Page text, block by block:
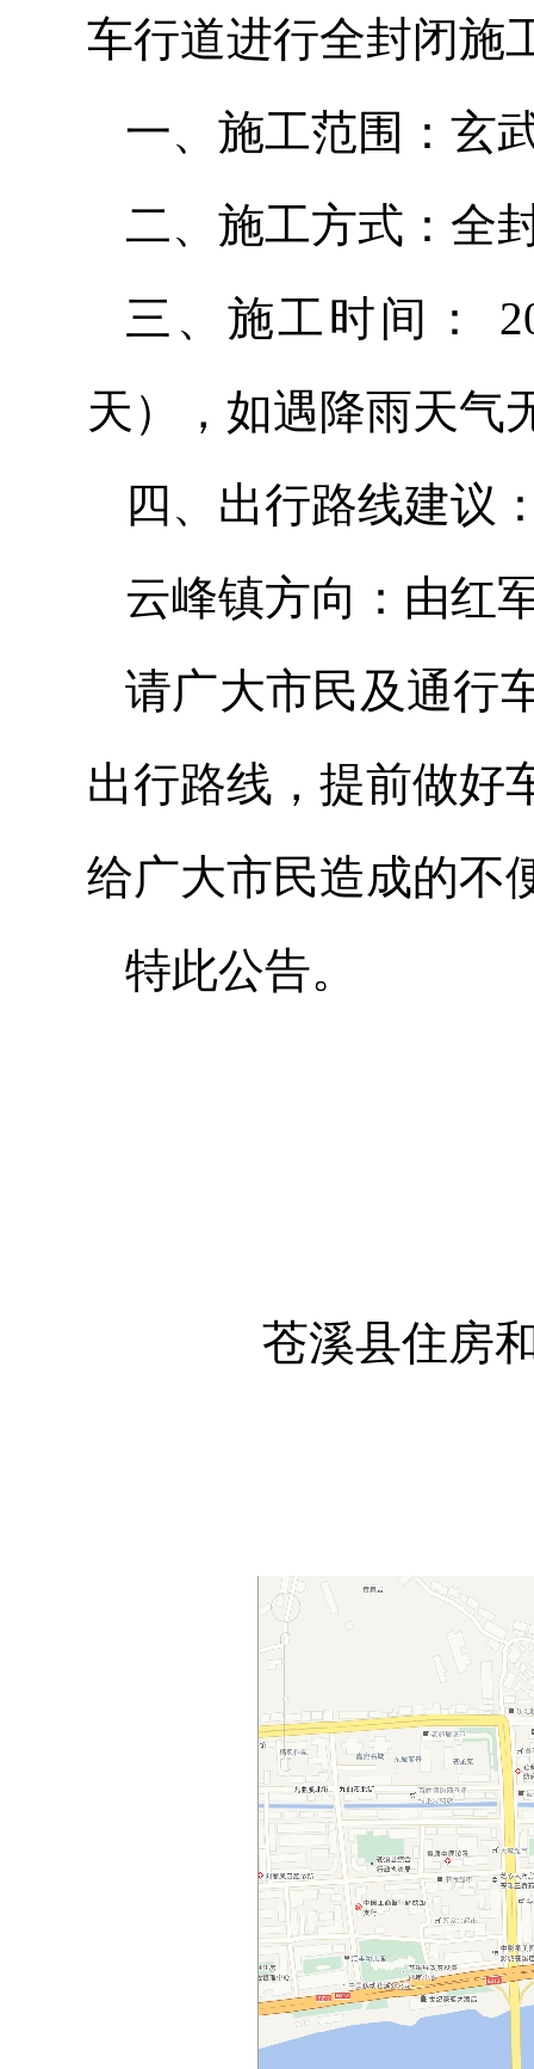
车行道进行全封闭施
一、施工范围：玄
二、施工方式：全
三、施工时间：
天），如遇降雨天气
四、出行路线建议
云峰镇方向：由红
请广大市民及通行
出行路线，提前做好
给广大市民造成的不
特此公告。
苍溪县住房